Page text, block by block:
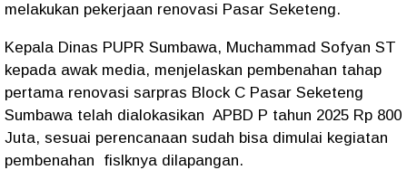
melakukan pekerjaan renovasi Pasar Seketeng.
Kepala Dinas PUPR Sumbawa, Muchammad Sofyan ST
kepada awak media, menjelaskan pembenahan tahap
pertama renovasi sarpras Block C Pasar Seketeng
Sumbawa telah dialokasikan APBD P tahun 2025 Rp 800
Juta, sesuai perencanaan sudah bisa dimulai kegiatan
pembenahan fislknya dilapangan.